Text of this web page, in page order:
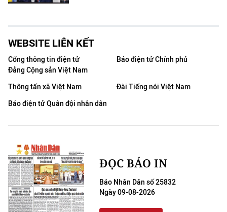
WEBSITE LIÊN KẾT
Cổng thông tin điện tử
Đảng Cộng sản Việt Nam
Báo điện tử Chính phủ
Thông tấn xã Việt Nam
Đài Tiếng nói Việt Nam
Báo điện tử Quân đội nhân dân
ĐỌC BÁO IN
Báo Nhân Dân số 25832
Ngày 09-08-2026